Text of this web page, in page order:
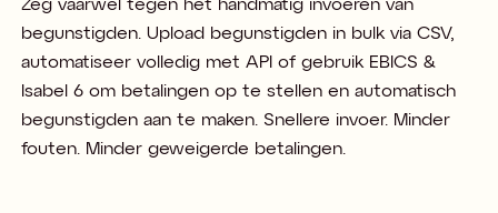
Zeg vaarwel tegen het handmatig invoeren van
begunstigden. Upload begunstigden in bulk via CSV,
automatiseer volledig met API of gebruik EBICS &
Isabel 6 om betalingen op te stellen en automatisch
begunstigden aan te maken. Snellere invoer. Minder
fouten. Minder geweigerde betalingen.